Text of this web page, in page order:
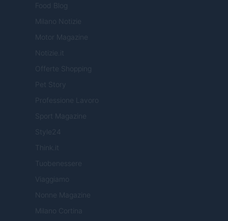
Food Blog
Milano Notizie
Motor Magazine
Notizie.it
Offerte Shopping
Pet Story
Professione Lavoro
Sport Magazine
Style24
Think.it
Tuobenessere
Viaggiamo
Nonne Magazine
Milano Cortina